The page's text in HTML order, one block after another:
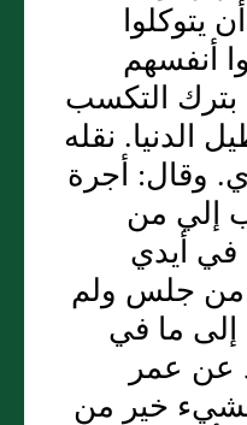
يتوكلوا
أنفسهم
التكسب
الدنيا. نقله
وقال: أجرة
إلي من
في أيدي
من جلس ولم
ما في
عن عمر
خير من